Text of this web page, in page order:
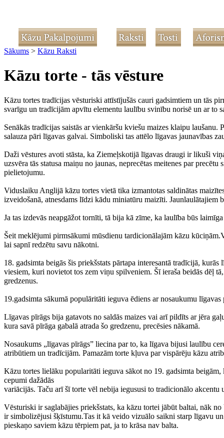
Sākums > Kāzu Raksti
Kāzu torte - tās vēsture
Kāzu tortes tradīcijas vēsturiski attīstījušās cauri gadsimtiem un tās
svarīgu un tradīcijām apvītu elementu laulību svinību norisē un ar to
Senākās tradīcijas saistās ar vienkāršu kviešu maizes klaipu
salauza pāri līgavas galvai. Simboliski tas attēlo līgavas jaunavības
Daži vēstures avoti stāsta, ka Ziemeļskotijā līgavas draugi ir likuši
uzsvēra tās statusa maiņu no jaunas, neprecētas meitenes par
pielietojumu.
Viduslaiku Anglijā kāzu tortes vietā tika izmantotas saldinātas
izveidošanā, atnesdams līdzi kādu miniatūru maizīti.
Ja tas izdevās neapgāžot tornīti, tā bija kā zīme, ka laulība būs
Šeit meklējumi pirmsākumi mūsdienu tardicionālajām kāzu
lai sapnī redzētu savu nākotni.
18. gadsimta beigās šis priekšstats pārtapa interesantā tradīcijā,
viesiem, kuri novietot tos zem viņu spilveniem. Šī ieraša beidās dēļ
gredzenus.
19.gadsimta sākumā populāritāti ieguva ēdiens ar nosaukumu
Līgavas pīrāgs bija gatavots no saldās maizes vai arī pildīts ar jēra
kura savā pīrāga gabalā atrada šo gredzenu, precēsies nākamā.
Nosaukums „līgavas pīrāgs” liecina par to, ka līgava bijusi laulību
atribūtiem un tradīcijām. Pamazām torte kļuva par vispārēju kāzu
Kāzu tortes lielāku popularitāti ieguva sākot no 19. gadsimta
cepumi dažādās
variācijās. Taču arī šī torte vēl nebija iegususi to tradicionālo
Vēsturiski ir saglabājies priekšstats, ka kāzu tortei jābūt baltai, nāk
ir simbolizējusi šķīstumu.Tas it kā veido vizuālo saikni starp līgavu
pieskaņo saviem kāzu tērpiem pat, ja to krāsa nav balta.